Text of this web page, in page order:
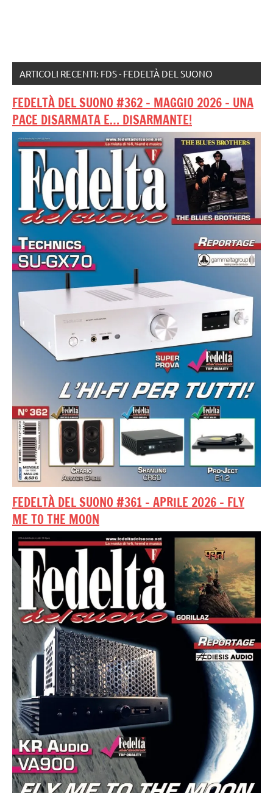
ARTICOLI RECENTI: FDS - FEDELTÀ DEL SUONO
FEDELTÀ DEL SUONO #362 – MAGGIO 2026 – UNA
PACE DISARMATA E… DISARMANTE!
FEDELTÀ DEL SUONO #361 – APRILE 2026 – FLY
ME TO THE MOON